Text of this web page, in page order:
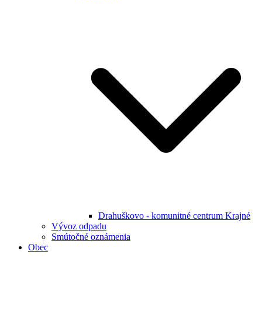
Drahuškovo - komunitné centrum Krajné
Vývoz odpadu
Smútočné oznámenia
Obec